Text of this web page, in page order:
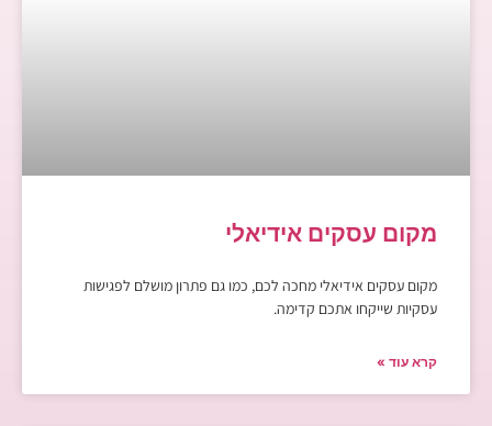
מקום עסקים אידיאלי
מקום עסקים אידיאלי מחכה לכם, כמו גם פתרון מושלם לפגישות
עסקיות שייקחו אתכם קדימה.
קרא עוד »